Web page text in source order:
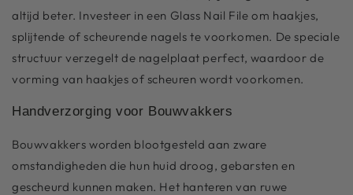
altijd beter. Investeer in een Glass Nail File om haakjes,
splijtende of scheurende nagels te voorkomen. De speciale
structuur verzegelt de nagelplaat perfect, waardoor de
vorming van haakjes of scheuren wordt voorkomen.
Handverzorging voor Bouwvakkers
Bouwvakkers worden blootgesteld aan zware
omstandigheden die hun huid droog, gebarsten en
gescheurd kunnen maken. Het hanteren van ruwe